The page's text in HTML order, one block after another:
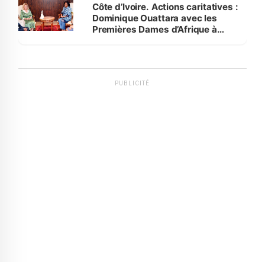
Côte d’Ivoire. Actions caritatives :
Dominique Ouattara avec les
Premières Dames d’Afrique à
PUBLICITÉ